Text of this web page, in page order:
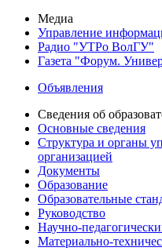
Медиа
Управление
Радио "УТРо ВолГУ"
Газета "Форум.
Объявления
Сведения об
Основные сведения
Структура и органы
организацией
Документы
Образование
Образовательные
Руководство
Научно-
Материально-